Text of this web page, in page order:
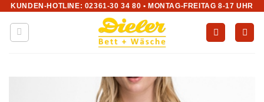
Zum
Inhalt
springen
KUNDEN-HOTLINE: 02361-30 34 80 • MONTAG-FREITAG 8-17 UHR